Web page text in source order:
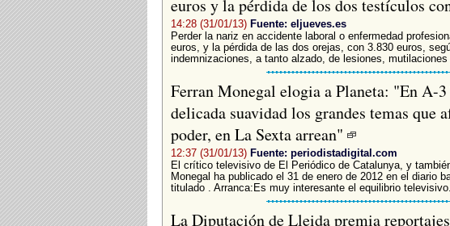
euros y la pérdida de los dos testículos
14:28 (31/01/13) Fuente: eljueves.es
Perder la nariz en accidente laboral o enfermedad
euros, y la pérdida de las dos orejas, con 3.830 euros,
indemnizaciones, a tanto alzado, de lesiones, mutilaciones
Ferran Monegal elogia a Planeta: "En A-
delicada suavidad los grandes temas que
poder, en La Sexta arrean"
12:37 (31/01/13) Fuente: periodistadigital.com
El crítico televisivo de El Periódico de Catalunya, y
Monegal ha publicado el 31 de enero de 2012 en el diario
titulado . Arranca:Es muy interesante el equilibrio
La Diputación de Lleida premia